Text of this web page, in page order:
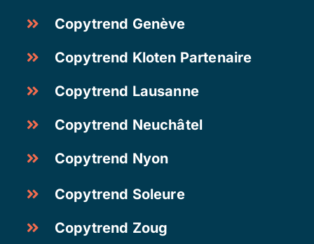
Copytrend Genève
Copytrend Kloten Partenaire
Copytrend Lausanne
Copytrend Neuchâtel
Copytrend Nyon
Copytrend Soleure
Copytrend Zoug